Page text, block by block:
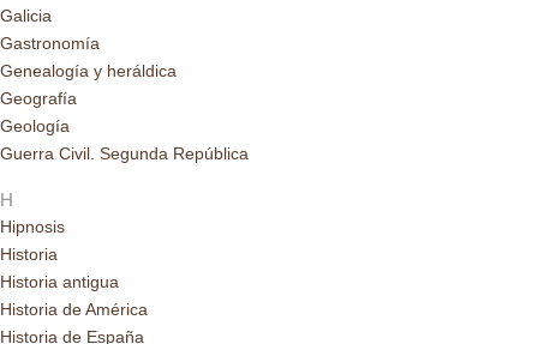
Galicia
Gastronomía
Genealogía y heráldica
Geografía
Geología
Guerra Civil. Segunda República
H
Hipnosis
Historia
Historia antigua
Historia de América
Historia de España